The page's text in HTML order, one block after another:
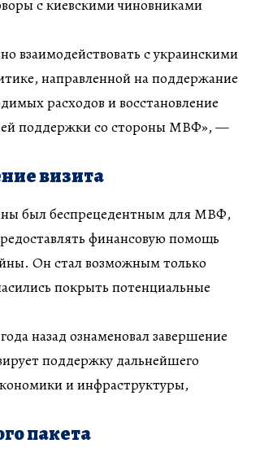
с киевскими чиновниками
взаимодействовать с украинскими
направленной на поддержание
расходов и восстановление
поддержки со стороны МВФ», —
визита
был беспрецедентным для МВФ,
финансовую помощь
Он стал возможным только
покрыть потенциальные
назад ознаменовал завершение
поддержку дальнейшего
и инфраструктуры,
пакета